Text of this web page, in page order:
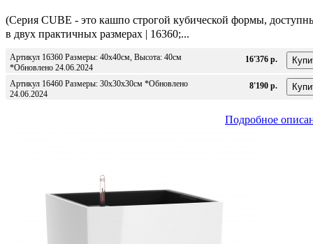
(Серия CUBE - это кашпо строгой кубической формы,
в двух практичных размерах | 16360;...
Артикул 16360 Размеры: 40x40см, Высота: 40см
*Обновлено 24.06.2024
16'376 р.
Артикул 16460 Размеры: 30х30х30см *Обновлено
24.06.2024
8'190 р.
Подробное